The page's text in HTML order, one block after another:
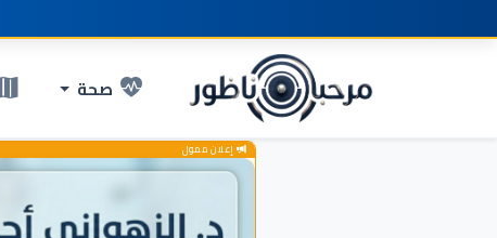
صحة
إعلان ممول